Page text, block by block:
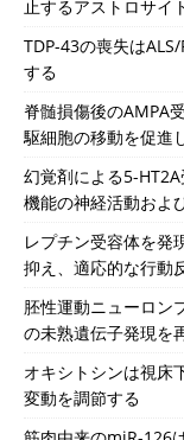
止するアストロサイ
TDP-43の喪失は
する
脊髄損傷後のAMPA
駆細胞の移動を促進
幻覚剤による5-
機能の神経活動およ
レプチン受容体を発
抑え、適応的な行動
胚性運動ニューロン
の未熟遺伝子発現を
オキシトシンは視床
変動を調節する